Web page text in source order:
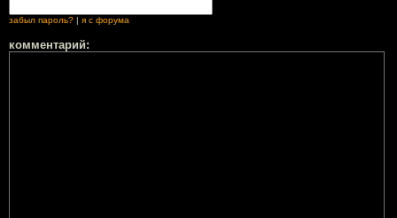
забыл пароль? я с форума
комментарий: